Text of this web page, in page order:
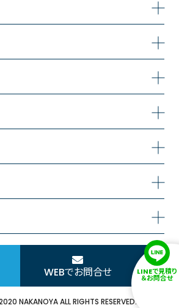
合わせフォーム
WEBでお問合せ LINEで見積り
＆お問合せ
NAKANOYA ALL RIGHTS RESERVED.